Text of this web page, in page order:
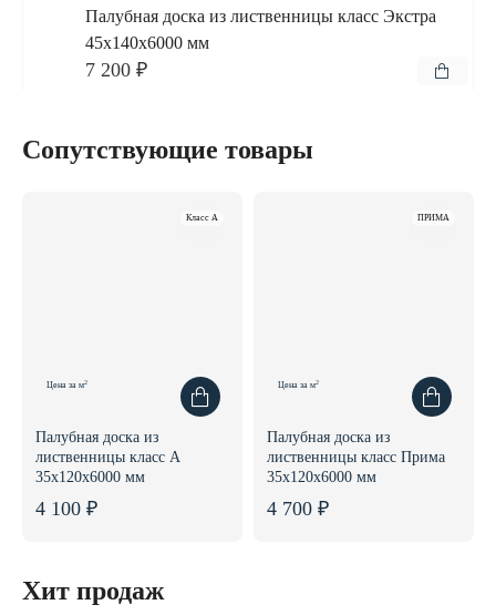
Палубная доска из лиственницы класс Экстра
45x140x6000 мм
7 200 ₽
Сопутствующие товары
Класс A
Цена за м2
Палубная доска из
лиственницы класс А
35x120x6000 мм
4 100 ₽
ПРИМА
Цена за м2
Палубная доска из
лиственницы класс Прима
35x120x6000 мм
4 700 ₽
Хит продаж